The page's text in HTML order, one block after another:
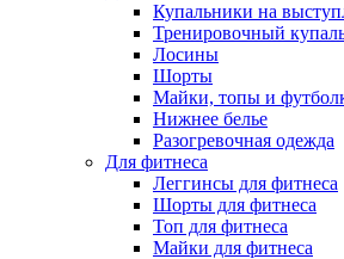
Купальники на
Тренировочный
Лосины
Шорты
Майки, топы и
Нижнее белье
Разогревочная одежда
Для фитнеса
Леггинсы для фитнеса
Шорты для фитнеса
Топ для фитнеса
Майки для фитнеса